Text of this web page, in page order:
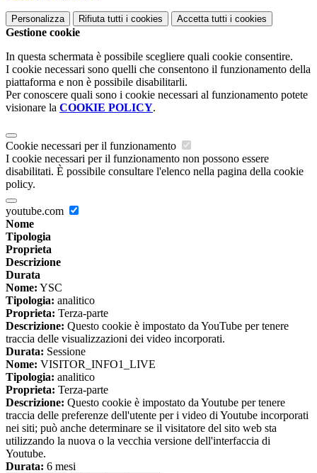
Personalizza Rifiuta tutti i cookies Accetta tutti i cookies
Gestione cookie
In questa schermata è possibile scegliere quali cookie consentire.
I cookie necessari sono quelli che consentono il funzionamento della
piattaforma e non è possibile disabilitarli.
Per conoscere quali sono i cookie necessari al funzionamento potete
visionare la COOKIE POLICY.
Cookie necessari per il funzionamento
I cookie necessari per il funzionamento non possono essere
disabilitati. È possibile consultare l'elenco nella pagina della cookie
policy.
youtube.com
Nome
Tipologia
Proprieta
Descrizione
Durata
Nome: YSC
Tipologia: analitico
Proprieta: Terza-parte
Descrizione: Questo cookie è impostato da YouTube per tenere
traccia delle visualizzazioni dei video incorporati.
Durata: Sessione
Nome: VISITOR_INFO1_LIVE
Tipologia: analitico
Proprieta: Terza-parte
Descrizione: Questo cookie è impostato da Youtube per tenere
traccia delle preferenze dell'utente per i video di Youtube incorporati
nei siti; può anche determinare se il visitatore del sito web sta
utilizzando la nuova o la vecchia versione dell'interfaccia di
Youtube.
Durata: 6 mesi